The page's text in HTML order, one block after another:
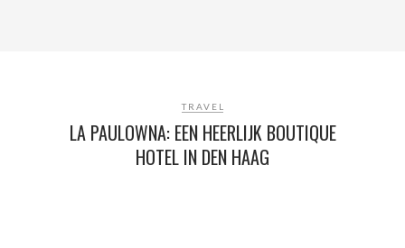
TRAVEL
LA PAULOWNA: EEN HEERLIJK BOUTIQUE
HOTEL IN DEN HAAG